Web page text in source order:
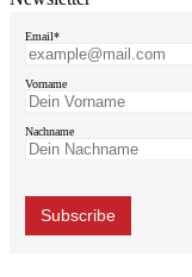
Email*
Vorname
Nachname